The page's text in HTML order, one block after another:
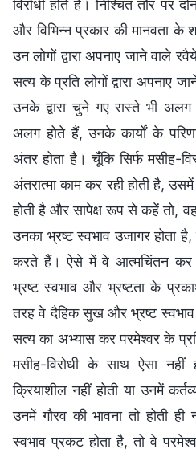
विरोधी होते हैं। निश्चित तौर पर
और विभिन्न प्रकार की मानवता
उन लोगों द्वारा अपनाए जाने वाले
सत्य के प्रति लोगों द्वारा अपनाए
उनके द्वारा चुने गए रास्ते भी
अलग होते हैं, उनके कार्यों के
अंतर होता है। चूँकि सिर्फ मसीह-
अंतरात्मा काम कर रही होती है,
होती है और सापेक्ष रूप से कहें तो,
उनका भ्रष्ट स्वभाव उजागर होता
करते हैं। ऐसे में वे आत्मचिंतन
भ्रष्ट स्वभाव और भ्रष्टता के
तरह वे दैहिक सुख और भ्रष्ट
सत्य का अभ्यास कर परमेश्वर के
मसीह-विरोधी के साथ ऐसा नहीं
क्रियाशील नहीं होती या उनमें
उनमें गौरव की भावना तो होती
स्वभाव प्रकट होता है, तो वे